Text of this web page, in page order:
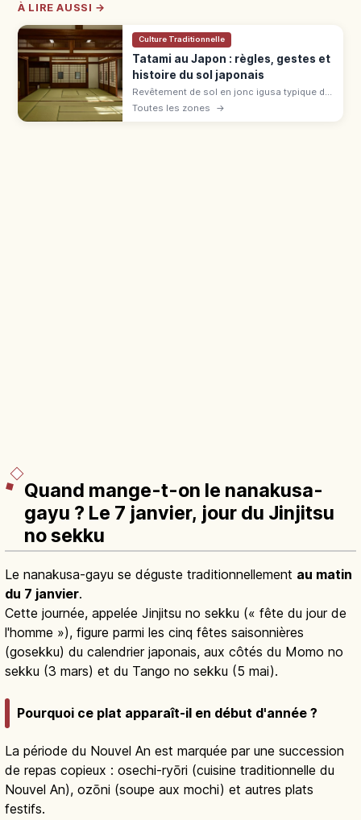
À LIRE AUSSI →
Culture Traditionnelle
Tatami au Japon : règles, gestes et
histoire du sol japonais
Revêtement de sol en jonc igusa typique du
washitsu, le tatami se généralise à l'époque
Toutes les zones →
Quand mange-t-on le nanakusa-
gayu ? Le 7 janvier, jour du Jinjitsu
no sekku
Le nanakusa-gayu se déguste traditionnellement au matin
du 7 janvier.
Cette journée, appelée Jinjitsu no sekku (« fête du jour de
l'homme »), figure parmi les cinq fêtes saisonnières
(gosekku) du calendrier japonais, aux côtés du Momo no
sekku (3 mars) et du Tango no sekku (5 mai).
Pourquoi ce plat apparaît-il en début d'année ?
La période du Nouvel An est marquée par une succession
de repas copieux : osechi-ryōri (cuisine traditionnelle du
Nouvel An), ozōni (soupe aux mochi) et autres plats
festifs.